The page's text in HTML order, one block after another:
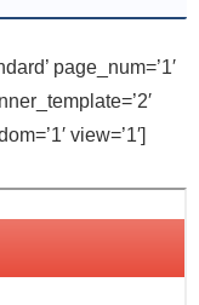
page_num=’1′
view=’1′]